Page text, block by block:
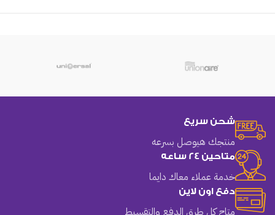
شحن سريع
منتجك هيوصل بسرعه
متاحين 24 ساعه
خدمة عملاء معاك دايما
دفع اون لاين
متاح كل طرق الدفع والتقسيط